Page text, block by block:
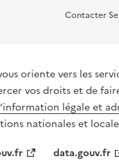
Contacter
oriente vers les
vos droits et de
légale et
nationales et
data.gouv.fr